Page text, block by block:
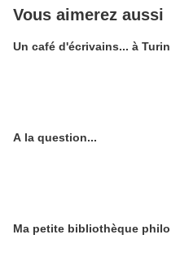
Vous aimerez aussi
Un café d'écrivains... à Turin
A la question...
Ma petite bibliothèque philo